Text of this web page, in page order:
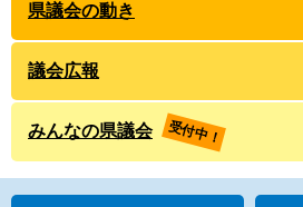
県議会の動き
議会広報
みんなの県議会 受付中！